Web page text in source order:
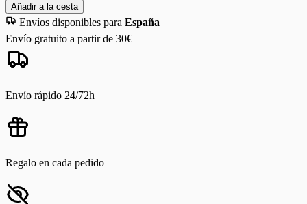
Añadir a la cesta
Envíos disponibles para España
Envío gratuito a partir de 30€
Envío rápido 24/72h
Regalo en cada pedido